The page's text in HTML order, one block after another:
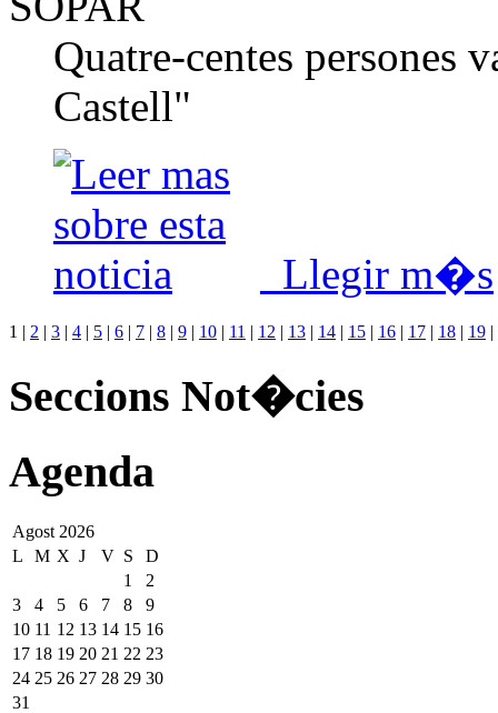
Quatre-centes persones
Castell"
Llegir m�s
1 | 2 | 3 | 4 | 5 | 6 | 7 | 8 | 9 | 10 | 11 | 12 | 13 | 14 | 15 | 16 | 17 | 18 | 19 |
Seccions Not�cies
Agenda
Agost 2026
L
M X J V S
D
1
2
3
4 5 6 7 8
9
10 11 12 13 14 15 16
17 18 19 20 21 22 23
24 25 26 27 28 29 30
31